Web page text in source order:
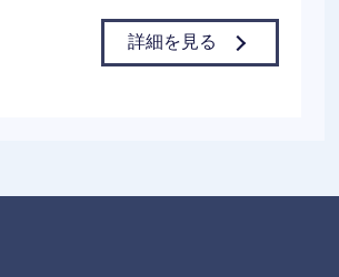
詳細を見る